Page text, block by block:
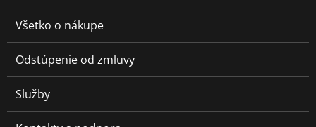
Všetko o nákupe
Odstúpenie od zmluvy
Služby